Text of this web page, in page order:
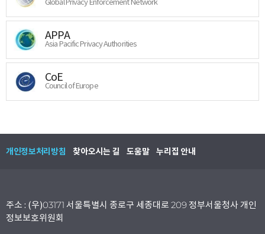
Global Privacy Enforcement Network
APPA
Asia Pacific Privacy Authorities
CoE
Council of Europe
개인정보처리방침 찾아오시는 길 도움말 누리집 안내
주소 : (우)03171 서울특별시 종로구 세종대로 209 정부서울청사 개인
정보보호위원회